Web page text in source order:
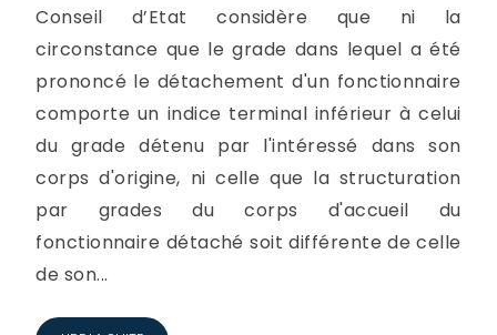
Conseil d’Etat considère que ni la
circonstance que le grade dans lequel a été
prononcé le détachement d'un fonctionnaire
comporte un indice terminal inférieur à celui
du grade détenu par l'intéressé dans son
corps d'origine, ni celle que la structuration
par grades du corps d'accueil du
fonctionnaire détaché soit différente de celle
de son...